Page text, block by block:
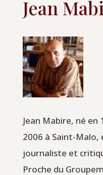
Jean
Jean Mabire, né
2006 à Saint-Malo,
journaliste et
Proche du